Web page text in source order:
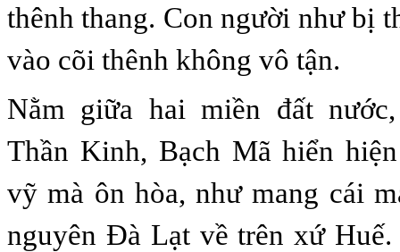
thênh thang. Con người như bị
vào cõi thênh không vô tận.
Nằm giữa hai miền đất
Thần Kinh, Bạch Mã hiển
vỹ mà ôn hòa, như mang cái
nguyên Đà Lạt về trên xứ